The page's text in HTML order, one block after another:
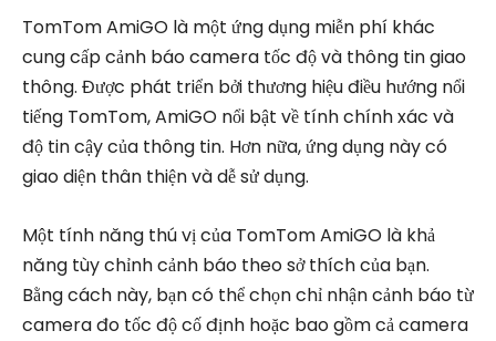
TomTom AmiGO là một ứng dụng miễn phí khác
cung cấp cảnh báo camera tốc độ và thông tin giao
thông. Được phát triển bởi thương hiệu điều hướng nổi
tiếng TomTom, AmiGO nổi bật về tính chính xác và
độ tin cậy của thông tin. Hơn nữa, ứng dụng này có
giao diện thân thiện và dễ sử dụng.
Một tính năng thú vị của TomTom AmiGO là khả
năng tùy chỉnh cảnh báo theo sở thích của bạn.
Bằng cách này, bạn có thể chọn chỉ nhận cảnh báo từ
camera đo tốc độ cố định hoặc bao gồm cả camera